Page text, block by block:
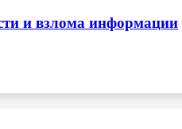
и взлома информации